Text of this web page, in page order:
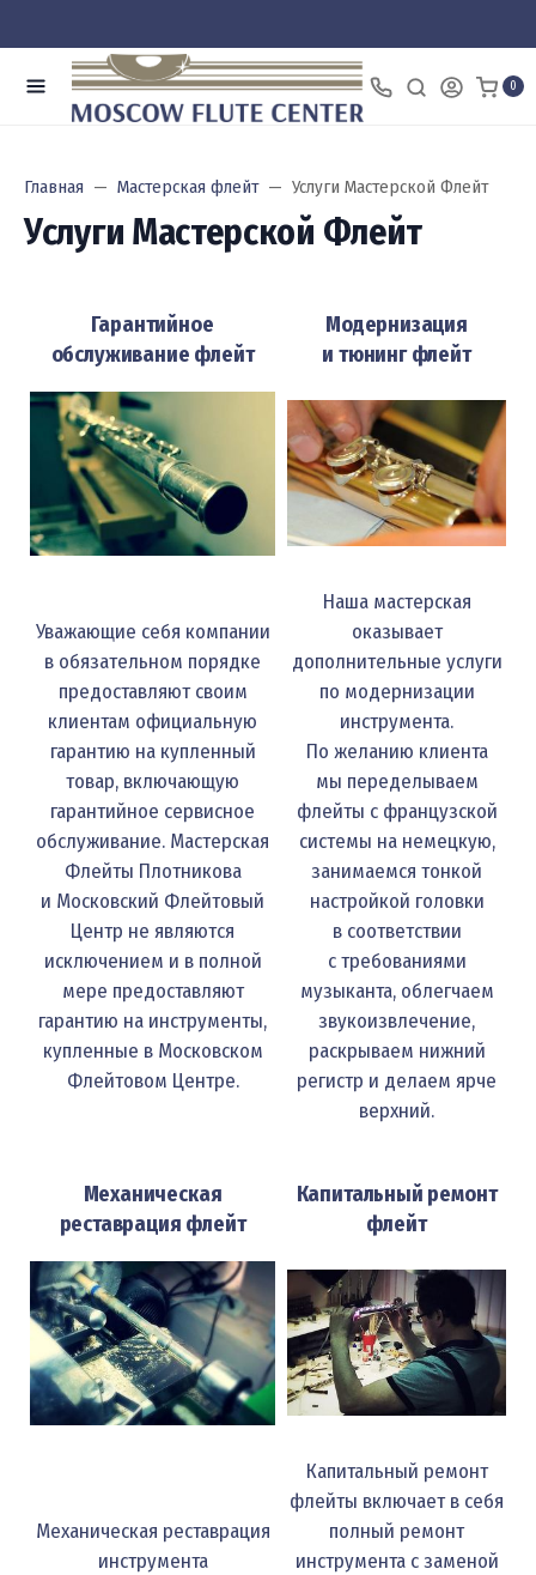
0
Главная Мастерская флейт Услуги Мастерской Флейт
Услуги Мастерской Флейт
Гарантийное
обслуживание флейт
Модернизация
и тюнинг флейт
Уважающие себя компании
в обязательном порядке
предоставляют своим
клиентам официальную
гарантию на купленный
товар, включающую
гарантийное сервисное
обслуживание. Мастерская
Флейты Плотникова
и Московский Флейтовый
Центр не являются
исключением и в полной
мере предоставляют
гарантию на инструменты,
купленные в Московском
Флейтовом Центре.
Наша мастерская
оказывает
дополнительные услуги
по модернизации
инструмента.
По желанию клиента
мы переделываем
флейты с французской
системы на немецкую,
занимаемся тонкой
настройкой головки
в соответствии
с требованиями
музыканта, облегчаем
звукоизвлечение,
раскрываем нижний
регистр и делаем ярче
верхний.
Механическая
реставрация флейт
Капитальный ремонт
флейт
Механическая реставрация
инструмента
Капитальный ремонт
флейты включает в себя
полный ремонт
инструмента с заменой